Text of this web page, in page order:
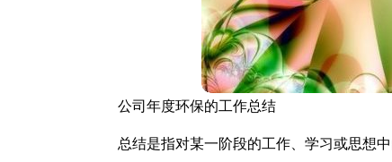
公司年度环保的工作总结
总结是指对某一阶段的工作、学习或思想